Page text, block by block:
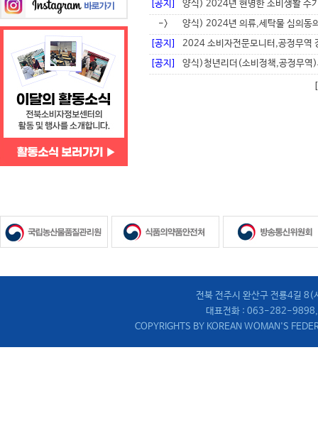
[공지]
양식) 2024년 현명한 소비생활 수
->
양식) 2024년 의류,세탁물 심의동
[공지]
2024 소비자전문모니터,공정무역
[공지]
양식)청년리더(소비정책,공정무역
전북 전주시 완산구 전룡4길
대표전화 : 063-282-
COPYRIGHTS BY KOREAN WOMAN'S